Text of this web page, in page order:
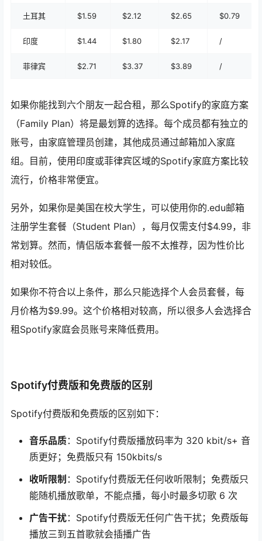
土耳其 $1.59 $2.12 $2.65 $0.79
印度 $1.44 $1.80 $2.17 /
菲律宾 $2.71 $3.37 $3.89 /
如果你能找到六个朋友一起合租，那么Spotify的家庭方案
（Family Plan）将是最划算的选择。每个成员都有独立的
账号，由家庭管理员创建，其他成员通过邮箱加入家庭
组。目前，使用印度或菲律宾区域的Spotify家庭方案比较
流行，价格非常便宜。
另外，如果你是美国在校大学生，可以使用你的.edu邮箱
注册学生套餐（Student Plan），每月仅需支付$4.99，非
常划算。然而，情侣版本套餐一般不太推荐，因为性价比
相对较低。
如果你不符合以上条件，那么只能选择个人会员套餐，每
月价格为$9.99。这个价格相对较高，所以很多人会选择合
租Spotify家庭会员账号来降低费用。
Spotify付费版和免费版的区别
Spotify付费版和免费版的区别如下：
音乐品质：Spotify付费版播放码率为 320 kbit/s+ 音
质更好；免费版只有 150kbits/s
收听限制 ：Spotify付费版无任何收听限制；免费版只
能随机播放歌单，不能点播，每小时最多切歌 6 次
广告干扰：Spotify付费版无任何广告干扰；免费版每
播放三到五首歌就会插播广告